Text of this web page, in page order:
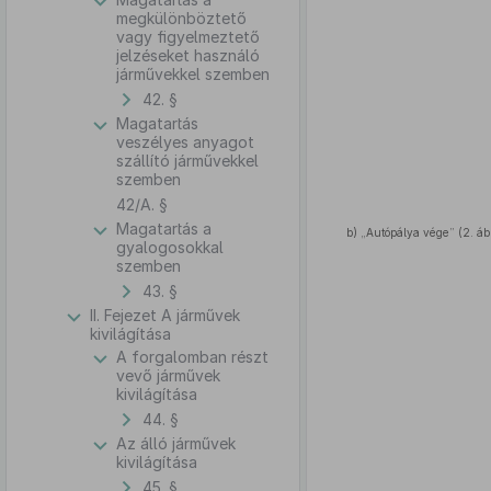
megkülönböztető
vagy figyelmeztető
jelzéseket használó
járművekkel szemben
42. §
Magatartás
veszélyes anyagot
szállító járművekkel
szemben
42/A. §
Magatartás a
gyalogosokkal
szemben
43. §
II. Fejezet A járművek
kivilágítása
A forgalomban részt
vevő járművek
kivilágítása
44. §
Az álló járművek
kivilágítása
45. §
b) „Autópálya vége” (2.